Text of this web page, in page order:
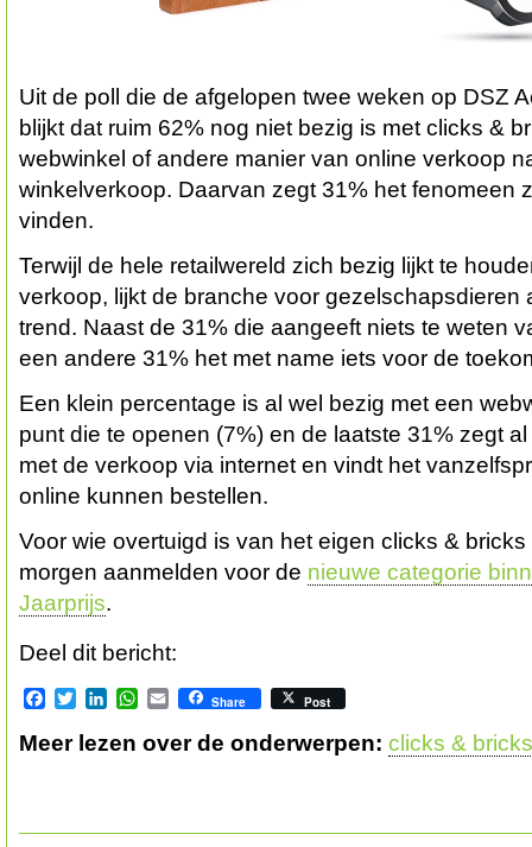
Uit de poll die de afgelopen twee weken op DSZ
blijkt dat ruim 62% nog niet bezig is met clicks &
webwinkel of andere manier van online verkoop
winkelverkoop. Daarvan zegt 31% het fenomeen
vinden.
Terwijl de hele retailwereld zich bezig lijkt te
verkoop, lijkt de branche voor gezelschapsdieren
trend. Naast de 31% die aangeeft niets te weten
een andere 31% het met name iets voor de
Een klein percentage is al wel bezig met een
punt die te openen (7%) en de laatste 31% zegt
met de verkoop via internet en vindt het
online kunnen bestellen.
Voor wie overtuigd is van het eigen clicks &
morgen aanmelden voor de nieuwe categorie
Jaarprijs.
Deel dit bericht:
Facebook
TwitterLinkedInWhatsApp
EmailShare Post
Meer lezen over de onderwerpen: clicks & bricks